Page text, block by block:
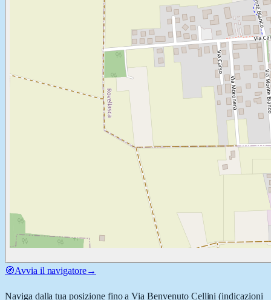
🧭Avvia il navigatore→
Naviga dalla tua posizione fino aVia Benvenuto Cellini (indicazioni